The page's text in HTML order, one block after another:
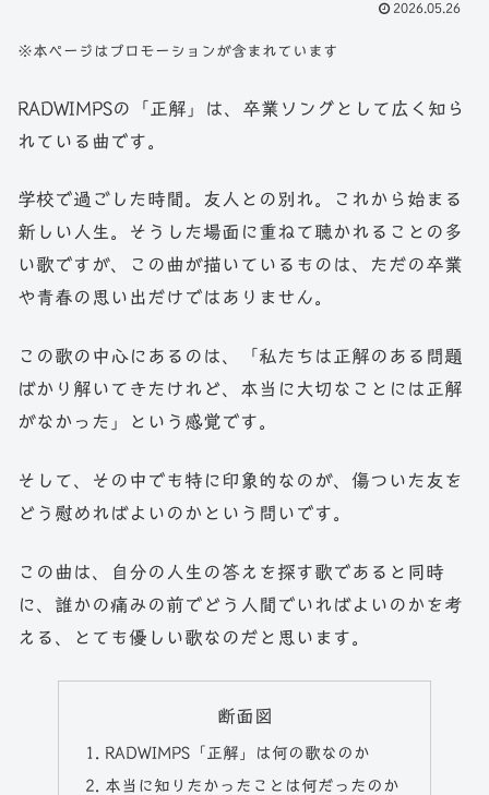
2026.05.26
※本ページはプロモーションが含まれています
RADWIMPSの「正解」は、卒業ソングとして広く知ら
れている曲です。
学校で過ごした時間。友人との別れ。これから始まる
新しい人生。そうした場面に重ねて聴かれることの多
い歌ですが、この曲が描いているものは、ただの卒業
や青春の思い出だけではありません。
この歌の中心にあるのは、「私たちは正解のある問題
ばかり解いてきたけれど、本当に大切なことには正解
がなかった」という感覚です。
そして、その中でも特に印象的なのが、傷ついた友を
どう慰めればよいのかという問いです。
この曲は、自分の人生の答えを探す歌であると同時
に、誰かの痛みの前でどう人間でいればよいのかを考
える、とても優しい歌なのだと思います。
断面図
RADWIMPS「正解」は何の歌なのか
本当に知りたかったことは何だったのか